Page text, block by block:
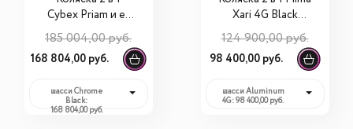
Cybex Priam и e-
Rockstar (шасси на
выбор)
185 004,00 руб.
168 804,00 руб.
шасси Chrome
Black:
168 804,00 руб.
Xari 4G Black
шасси на выбор)
124 900,00 руб.
98 400,00 руб.
шасси Aluminum
4G: 98 400,00 руб.